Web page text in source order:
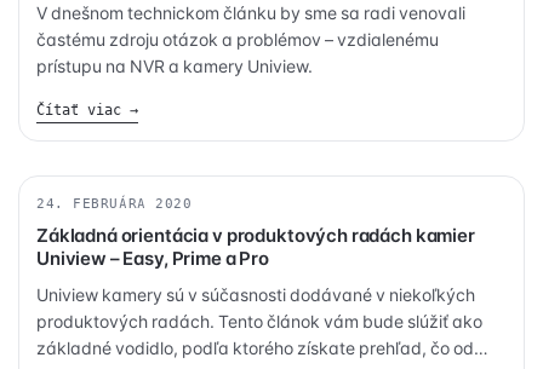
V dnešnom technickom článku by sme sa radi venovali
častému zdroju otázok a problémov – vzdialenému
prístupu na NVR a kamery Uniview.
Čítať viac →
KAMERY
24. FEBRUÁRA 2020
Základná orientácia v produktových radách kamier
Uniview – Easy, Prime a Pro
Uniview kamery sú v súčasnosti dodávané v niekoľkých
produktových radách. Tento článok vám bude slúžiť ako
základné vodidlo, podľa ktorého získate prehľad, čo od